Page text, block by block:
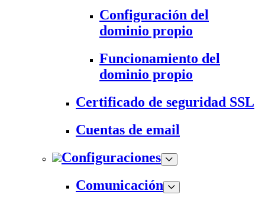
Configuración del
dominio propio
Funcionamiento del
dominio propio
Certificado de seguridad SSL
Cuentas de email
Configuraciones
Comunicación